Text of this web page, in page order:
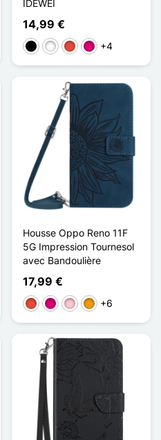
IDEWEI
14,99 €
PretoBrancoVermelho
Magenta
+4
Housse Oppo Reno 11F
5G Impression Tournesol
avec Bandoulière
17,99 €
Vermelho
Magenta
RosaLaranja
+6